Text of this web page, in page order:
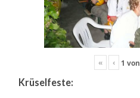
« ‹ 1 von
Krüselfeste: